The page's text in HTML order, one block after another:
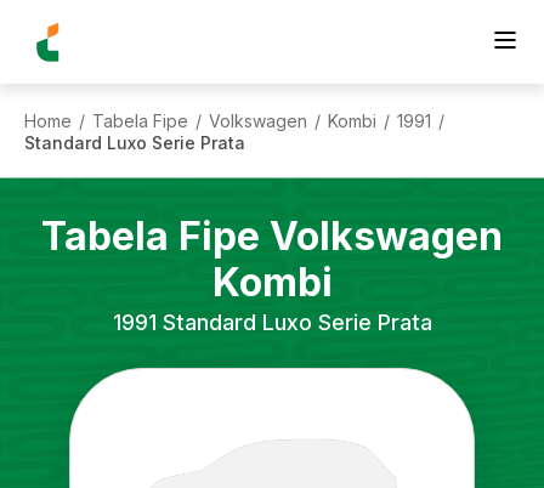
Home / Tabela Fipe / Volkswagen / Kombi / 1991 /
Standard Luxo Serie Prata
Tabela Fipe Volkswagen
Kombi
1991 Standard Luxo Serie Prata